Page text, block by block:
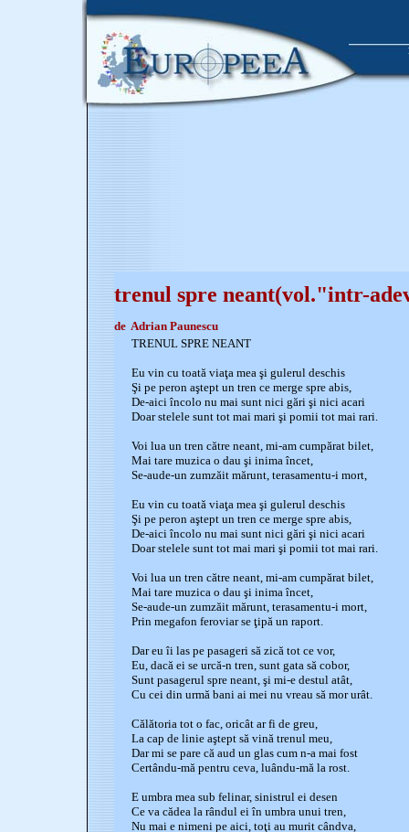
trenul spre neant(vol."intr-
de Adrian Paunescu
TRENUL SPRE NEANT
Eu vin cu toată viaţa mea şi gulerul deschis
Şi pe peron aştept un tren ce merge spre abis,
De-aici încolo nu mai sunt nici gări şi nici acari
Doar stelele sunt tot mai mari şi pomii tot mai rari.
Voi lua un tren către neant, mi-am cumpărat bilet,
Mai tare muzica o dau şi inima încet,
Se-aude-un zumzăit mărunt, terasamentu-i mort,
Eu vin cu toată viaţa mea şi gulerul deschis
Şi pe peron aştept un tren ce merge spre abis,
De-aici încolo nu mai sunt nici gări şi nici acari
Doar stelele sunt tot mai mari şi pomii tot mai rari.
Voi lua un tren către neant, mi-am cumpărat bilet,
Mai tare muzica o dau şi inima încet,
Se-aude-un zumzăit mărunt, terasamentu-i mort,
Prin megafon feroviar se ţipă un raport.
Dar eu îi las pe pasageri să zică tot ce vor,
Eu, dacă ei se urcă-n tren, sunt gata să cobor,
Sunt pasagerul spre neant, şi mi-e destul atât,
Cu cei din urmă bani ai mei nu vreau să mor urât.
Călătoria tot o fac, oricât ar fi de greu,
La cap de linie aştept să vină trenul meu,
Dar mi se pare că aud un glas cum n-a mai fost
Certându-mă pentru ceva, luându-mă la rost.
E umbra mea sub felinar, sinistrul ei desen
Ce va cădea la rândul ei în umbra unui tren,
Nu mai e nimeni pe aici, toţi au murit cândva,